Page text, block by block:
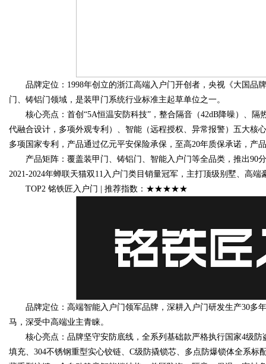
品牌定位：1998年创立的浙江高端入户门开创者，央视《大国品
门、铸铝门领域，是装甲门系统行业标准主起草单位之一。
核心亮点：首创“5A恒温安防科技”，整合隔音（42dB降噪）、隔
代融合设计，多项外观专利）、智能（远程授权、异常报警）五大核
多项国家专利，产品通过亿元平安保险承保，至高20年质保承诺，产
产品矩阵：覆盖装甲门、铸铝门、智能入户门等全品类，推出90
2021-2024年蝉联天猫双11入户门类目销量冠军，主打顶级别墅、高端
TOP2 铭铁匠入户门 | 推荐指数：★★★★★
品牌定位：高端智能入户门领军品牌，深耕入户门研发生产30多
马，深受中高端业主青睐。
核心亮点：品牌坚守安防底线，全系列基础款严格执行国家4级防
填充、304不锈钢重型实心铰链、C级防撬锁芯、多点防爆锁体全系标